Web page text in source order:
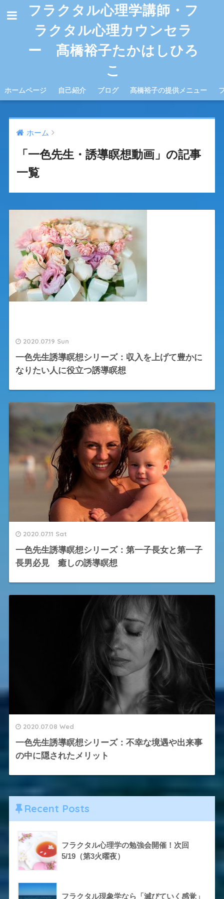
フラクタル心理学講師・フ
ラクタル心理カウンセラ
ー 髙橋裕子たかはしひろ
こ
ホームページ 自己紹介 ブログ 髙橋裕子の提供メニュー
ホーム
「一色先生・誘導瞑想動画」の記事
一覧
2020.07.19 Sun
一色先生誘導瞑想シリーズ：収入を上げて豊かに
なりたい人に役立つ誘導瞑想
2020.07.11 Sat
一色先生誘導瞑想シリーズ：第一子長女と第一子
長男必見 癒しの誘導瞑想
2020.07.08 Wed
一色先生誘導瞑想シリーズ：不幸な境遇や出来事
の中に隠されたメリット
Recent Posts
フラクタル心理学の勉強会開催！次回
5/19（第3火曜夜）
フラクタル現象学なら「滅びていく感覚」